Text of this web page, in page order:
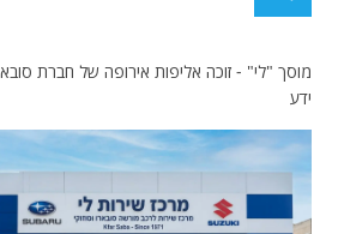
מוסך "לי" - זוכה אליפות אירופה של חברת
ידע